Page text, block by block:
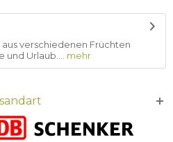
verschiedenen Früchten
Urlaub....
mehr